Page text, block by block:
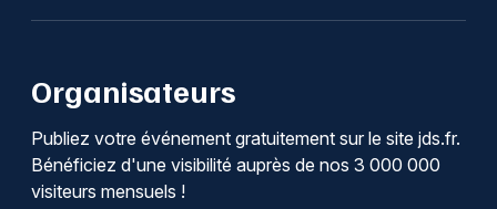
Organisateurs
Publiez votre événement gratuitement sur le site jds.fr.
Bénéficiez d'une visibilité auprès de nos 3 000 000
visiteurs mensuels !